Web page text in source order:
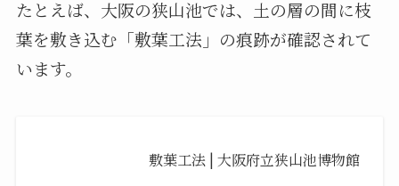
たとえば、大阪の狭山池では、土の層の間に枝
葉を敷き込む「敷葉工法」の痕跡が確認されて
います。
敷葉工法 | 大阪府立狭山池博物館